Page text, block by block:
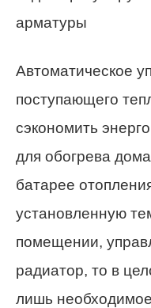
арматуры
Автоматическое
поступающего
сэкономить
для обогрева
батарее
установленную
помещении,
радиатор, то в
лишь